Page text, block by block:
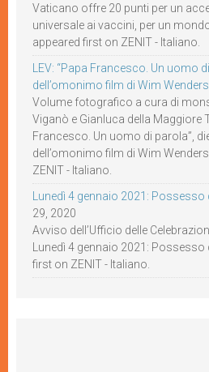
Vaticano offre 20 punti per un
universale ai vaccini, per un
appeared first on ZENIT - Italiano.
LEV: “Papa Francesco. Un uomo
dell’omonimo film di Wim Wenders
Volume fotografico a cura di
Viganò e Gianluca della Maggiore
Francesco. Un uomo di parola”,
dell’omonimo film di Wim
ZENIT - Italiano.
Lunedì 4 gennaio 2021:
29, 2020
Avviso dell’Ufficio delle
Lunedì 4 gennaio 2021:
first on ZENIT - Italiano.